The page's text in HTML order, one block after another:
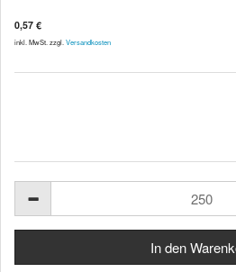
0,57 €
inkl. MwSt. zzgl. Versandkosten